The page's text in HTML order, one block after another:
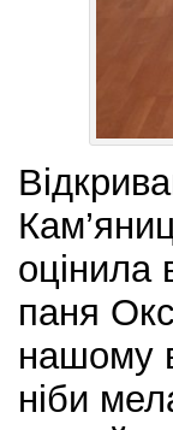
оцінила
паня
нашому
ніби